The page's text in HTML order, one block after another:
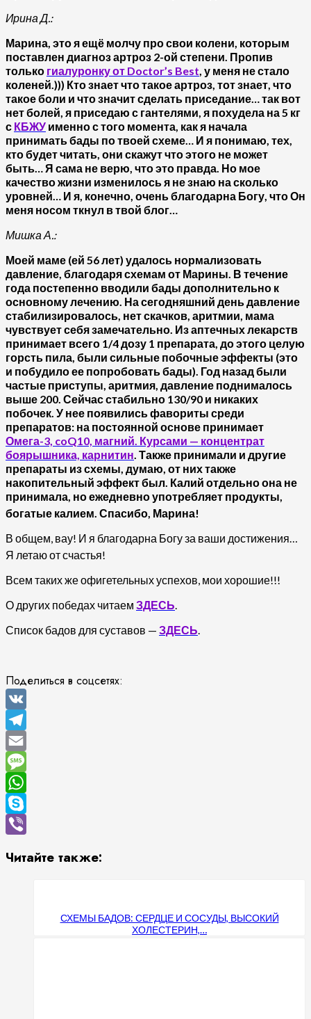
Ирина Д.:
Марина, это я ещё молчу про свои колени, которым
поставлен диагноз артроз 2-ой степени. Пропив
только гиалуронку от Doctor’s Best, у меня не стало
коленей.))) Кто знает что такое артроз, тот знает, что
такое боли и что значит сделать приседание… так вот
нет болей, я приседаю с гантелями, я похудела на 5 кг
с КБЖУ именно с того момента, как я начала
принимать бады по твоей схеме… И я понимаю, тех,
кто будет читать, они скажут что этого не может
быть… Я сама не верю, что это правда. Но мое
качество жизни изменилось я не знаю на сколько
уровней… И я, конечно, очень благодарна Богу, что Он
меня носом ткнул в твой блог…
Мишка А.:
Моей маме (ей 56 лет) удалось нормализовать
давление, благодаря схемам от Марины. В течение
года постепенно вводили бады дополнительно к
основному лечению. На сегодняшний день давление
стабилизировалось, нет скачков, аритмии, мама
чувствует себя замечательно. Из аптечных лекарств
принимает всего 1/4 дозу 1 препарата, до этого целую
горсть пила, были сильные побочные эффекты (это
и побудило ее попробовать бады). Год назад были
частые приступы, аритмия, давление поднималось
выше 200. Сейчас стабильно 130/90 и никаких
побочек. У нее появились фавориты среди
препаратов: на постоянной основе принимает
Омега-3, coQ10, магний. Курсами — концентрат
боярышника, карнитин. Также принимали и другие
препараты из схемы, думаю, от них также
накопительный эффект был. Калий отдельно она не
принимала, но ежедневно употребляет продукты,
богатые калием. Спасибо, Марина!
В общем, вау! И я благодарна Богу за ваши достижения…
Я летаю от счастья!
Всем таких же офигетельных успехов, мои хорошие!!!
О других победах читаем ЗДЕСЬ.
Список бадов для суставов — ЗДЕСЬ.
Поделиться в соцсетях:
VK
Telegram
Email
Message
WhatsApp
Skype
Читайте также:
СХЕМЫ БАДОВ: СЕРДЦЕ И СОСУДЫ, ВЫСОКИЙ
ХОЛЕСТЕРИН,…